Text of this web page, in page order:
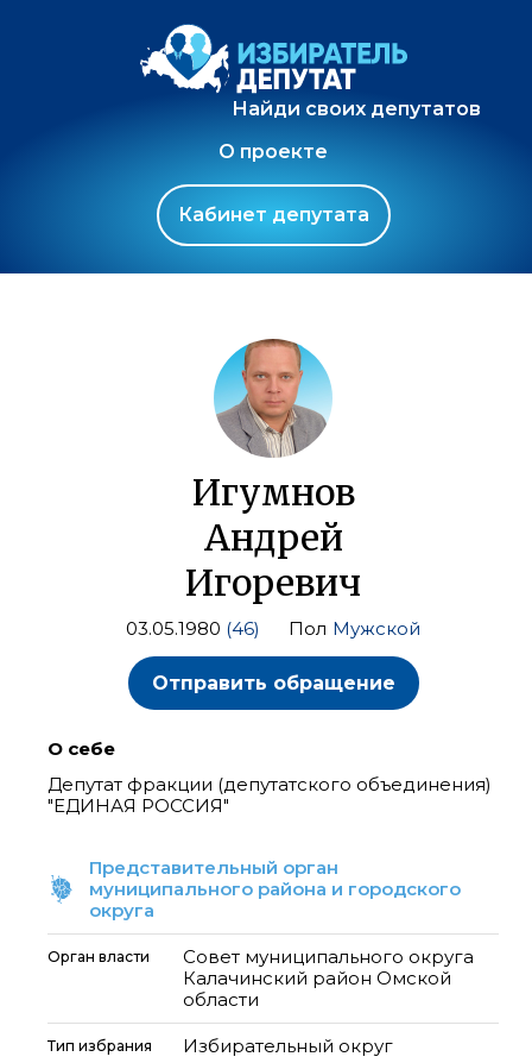
Найди своих депутатов
О проекте
Кабинет депутата
Игумнов
Андрей
Игоревич
03.05.1980 (46) Пол Мужской
Отправить обращение
О себе
Депутат фракции (депутатского объединения)
"ЕДИНАЯ РОССИЯ"
Представительный орган
муниципального района и городского
округа
Орган власти
Совет муниципального округа
Калачинский район Омской
области
Тип избрания Избирательный округ